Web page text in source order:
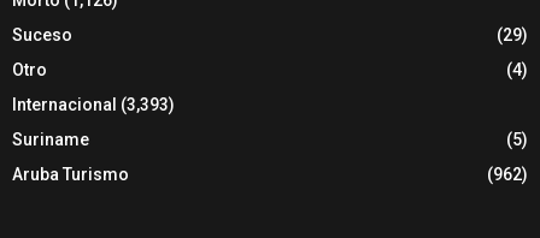
Suceso
(29)
Otro
(4)
Internacional (3,393)
Suriname
(5)
Aruba Turismo
(962)